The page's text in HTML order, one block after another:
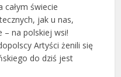
całym świecie
jak u nas,
– na polskiej wsi!
Artyści żenili się
do dziś jest